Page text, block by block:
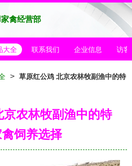
禽经营部
大全 联系我们 企业信息 访客
> 草原红公鸡 北京农林牧副渔中的特
农林牧副渔中的特
饲养选择